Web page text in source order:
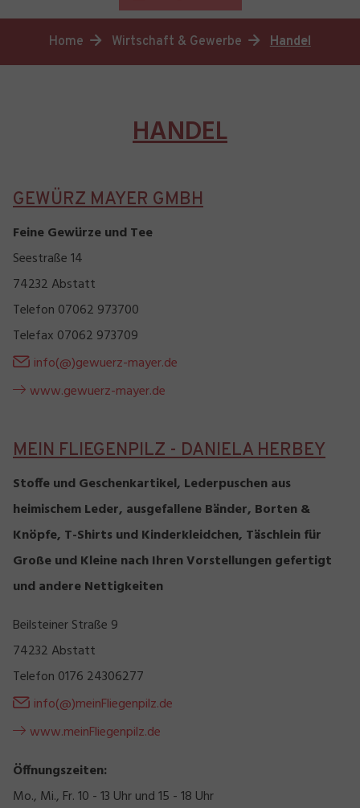
You are here:
Home Wirtschaft & Gewerbe Handel
HANDEL
GEWÜRZ MAYER GMBH
Feine Gewürze und Tee
Seestraße 14
74232 Abstatt
Telefon 07062 973700
Telefax 07062 973709
info(@)gewuerz-mayer.de
www.gewuerz-mayer.de
MEIN FLIEGENPILZ - DANIELA HERBEY
Stoffe und Geschenkartikel, Lederpuschen aus
heimischem Leder, ausgefallene Bänder, Borten &
Knöpfe, T-Shirts und Kinderkleidchen, Täschlein für
Große und Kleine nach Ihren Vorstellungen gefertigt
und andere Nettigkeiten
Beilsteiner Straße 9
74232 Abstatt
Telefon 0176 24306277
info(@)meinFliegenpilz.de
www.meinFliegenpilz.de
Öffnungszeiten:
Mo., Mi., Fr. 10 - 13 Uhr und 15 - 18 Uhr